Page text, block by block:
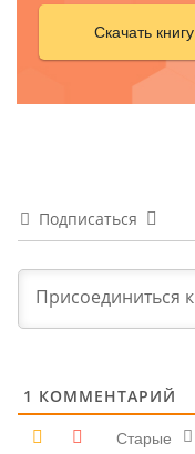
Скачать книгу
Подписаться
1 КОММЕНТАРИЙ
Старые